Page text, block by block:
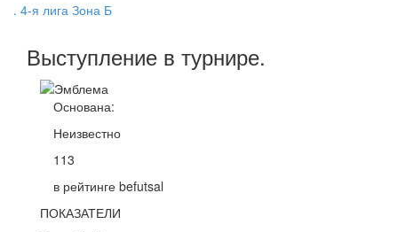
. 4-я лига Зона Б
Выступление в турнире.
Основана:
Неизвестно
113
в рейтинге befutsal
ПОКАЗАТЕЛИ